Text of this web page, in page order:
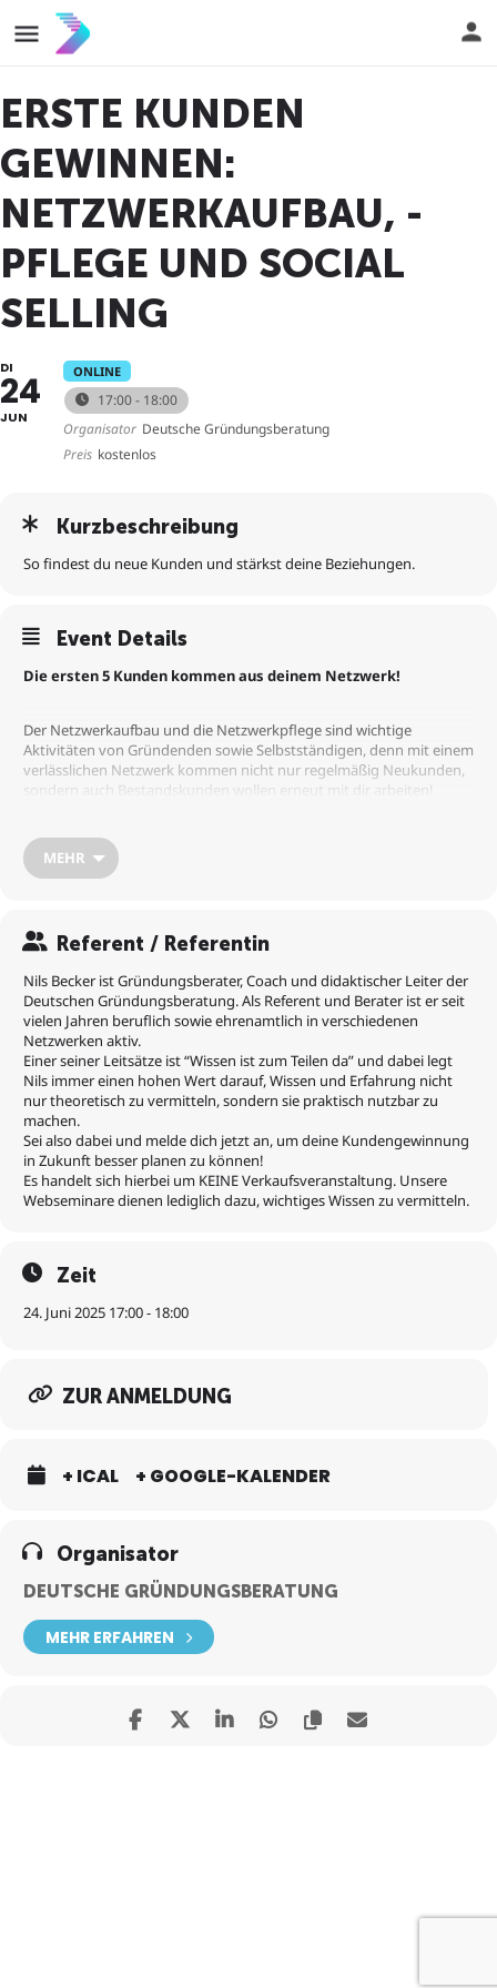
ERSTE KUNDEN
GEWINNEN:
NETZWERKAUFBAU, -
PFLEGE UND SOCIAL
SELLING
DI
24
JUN
ONLINE
17:00 - 18:00
Organisator Deutsche Gründungsberatung
Preis kostenlos
Kurzbeschreibung
So findest du neue Kunden und stärkst deine Beziehungen.
Event Details
Die ersten 5 Kunden kommen aus deinem Netzwerk!
Der Netzwerkaufbau und die Netzwerkpflege sind wichtige
Aktivitäten von Gründenden sowie Selbstständigen, denn mit einem
verlässlichen Netzwerk kommen nicht nur regelmäßig Neukunden,
sondern auch Bestandskunden wollen erneut mit dir arbeiten!
und wie unterstützt dich Social Selling hierbei?
1. Wie du die richtigen Orte für dich zum Netzwerken findest,
nachbereitest,
3. Wie du dein Netzwerk dazu animierst, dich zu unterstützen.
Es handelt sich hierbei umKEINEVerkaufsveranstaltung. Unsere
Webinare dienen lediglich dazu, wichtiges Wissen zu vermitteln.
Weitere informative Webinare findest Du unter:
https://www.eventbrite.de/o/deutsche-grundungsberatung-
39114779153
MEHR
Referent / Referentin
Nils Becker ist Gründungsberater, Coach und didaktischer Leiter der
Deutschen Gründungsberatung. Als Referent und Berater ist er seit
vielen Jahren beruflich sowie ehrenamtlich in verschiedenen
Netzwerken aktiv.
Einer seiner Leitsätze ist “Wissen ist zum Teilen da” und dabei legt
Nils immer einen hohen Wert darauf, Wissen und Erfahrung nicht
nur theoretisch zu vermitteln, sondern sie praktisch nutzbar zu
machen.
Sei also dabei und melde dich jetzt an, um deine Kundengewinnung
in Zukunft besser planen zu können!
Es handelt sich hierbei um KEINE Verkaufsveranstaltung. Unsere
Webseminare dienen lediglich dazu, wichtiges Wissen zu vermitteln.
Zeit
24. Juni 2025 17:00 - 18:00
ZUR ANMELDUNG
+ ICAL + GOOGLE-KALENDER
Organisator
DEUTSCHE GRÜNDUNGSBERATUNG
MEHR ERFAHREN